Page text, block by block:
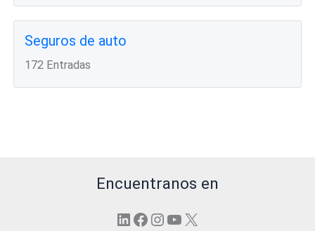
Seguros de auto
172 Entradas
Encuentranos en
LinkedIn
Facebook
Instagram
YouTube
X